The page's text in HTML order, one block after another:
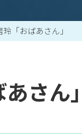
玲「おばあさん」
さん